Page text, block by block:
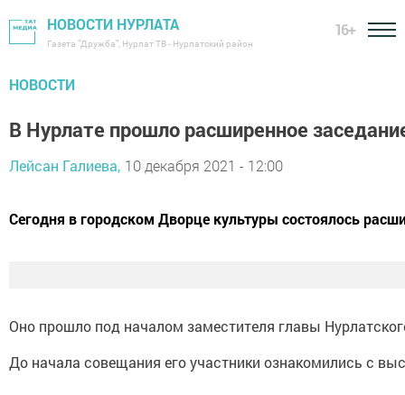
НОВОСТИ НУРЛАТА
Газета "Дружба", Нурлат ТВ - Нурлатский район
16+
НОВОСТИ
В Нурлате прошло расширенное
Лейсан Галиева, 10 декабря 2021 - 12:00
Сегодня в городском Дворце культуры состоялось
Оно прошло под началом заместителя главы
До начала совещания его участники ознакомились с